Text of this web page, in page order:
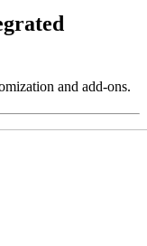
and add-ons.